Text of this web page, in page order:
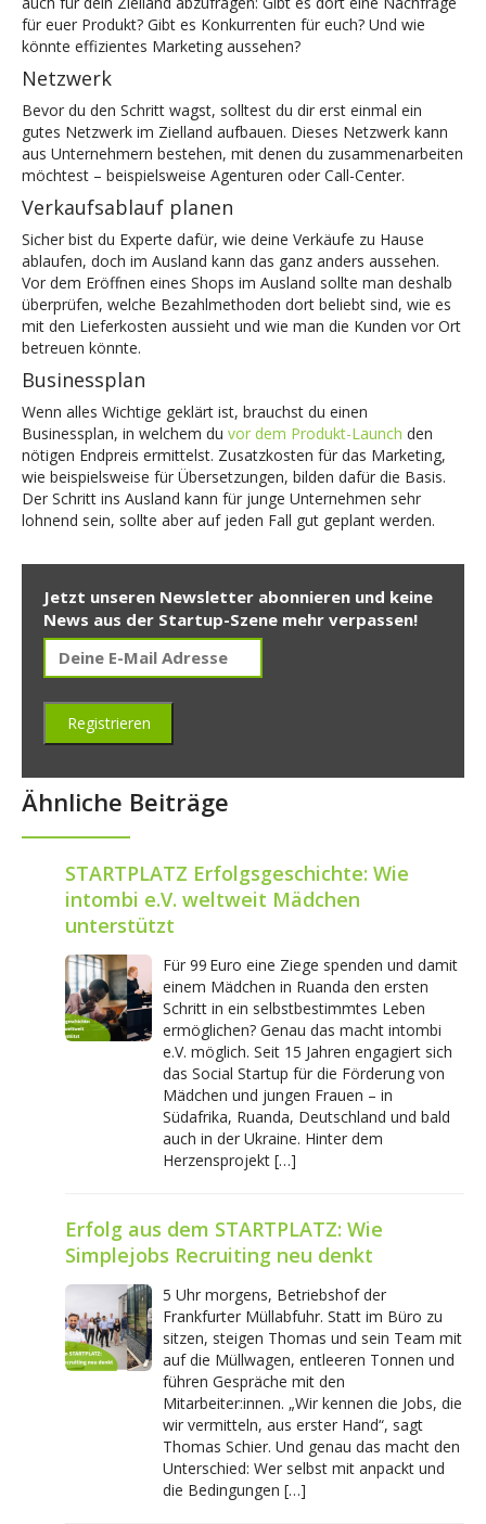
für euer Produkt? Gibt es Konkurrenten für euch? Und wie
könnte effizientes Marketing aussehen?
Netzwerk
Bevor du den Schritt wagst, solltest du dir erst einmal ein
gutes Netzwerk im Zielland aufbauen. Dieses Netzwerk kann
aus Unternehmern bestehen, mit denen du zusammenarbeiten
möchtest – beispielsweise Agenturen oder Call-Center.
Verkaufsablauf planen
Sicher bist du Experte dafür, wie deine Verkäufe zu Hause
ablaufen, doch im Ausland kann das ganz anders aussehen.
Vor dem Eröffnen eines Shops im Ausland sollte man deshalb
überprüfen, welche Bezahlmethoden dort beliebt sind, wie es
mit den Lieferkosten aussieht und wie man die Kunden vor Ort
betreuen könnte.
Businessplan
Wenn alles Wichtige geklärt ist, brauchst du einen
Businessplan, in welchem du vor dem Produkt-Launch den
nötigen Endpreis ermittelst. Zusatzkosten für das Marketing,
wie beispielsweise für Übersetzungen, bilden dafür die Basis.
Der Schritt ins Ausland kann für junge Unternehmen sehr
lohnend sein, sollte aber auf jeden Fall gut geplant werden.
Jetzt unseren Newsletter abonnieren und keine
News aus der Startup-Szene mehr verpassen!
Ähnliche Beiträge
STARTPLATZ Erfolgsgeschichte: Wie
intombi e.V. weltweit Mädchen
unterstützt
Für 99 Euro eine Ziege spenden und damit
einem Mädchen in Ruanda den ersten
Schritt in ein selbstbestimmtes Leben
ermöglichen? Genau das macht intombi
e.V. möglich. Seit 15 Jahren engagiert sich
das Social Startup für die Förderung von
Mädchen und jungen Frauen – in
Südafrika, Ruanda, Deutschland und bald
auch in der Ukraine. Hinter dem
Herzensprojekt […]
Erfolg aus dem STARTPLATZ: Wie
Simplejobs Recruiting neu denkt
5 Uhr morgens, Betriebshof der
Frankfurter Müllabfuhr. Statt im Büro zu
sitzen, steigen Thomas und sein Team mit
auf die Müllwagen, entleeren Tonnen und
führen Gespräche mit den
Mitarbeiter:innen. „Wir kennen die Jobs, die
wir vermitteln, aus erster Hand“, sagt
Thomas Schier. Und genau das macht den
Unterschied: Wer selbst mit anpackt und
die Bedingungen […]